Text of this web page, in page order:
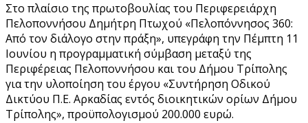
Στο πλαίσιο της πρωτοβουλίας του Περιφερειάρχη
Πελοποννήσου Δημήτρη Πτωχού «Πελοπόννησος 360:
Από τον διάλογο στην πράξη», υπεγράφη την Πέμπτη 11
Ιουνίου η προγραμματική σύμβαση μεταξύ της
Περιφέρειας Πελοποννήσου και του Δήμου Τρίπολης
για την υλοποίηση του έργου «Συντήρηση Οδικού
Δικτύου Π.Ε. Αρκαδίας εντός διοικητικών ορίων Δήμου
Τρίπολης», προϋπολογισμού 200.000 ευρώ.